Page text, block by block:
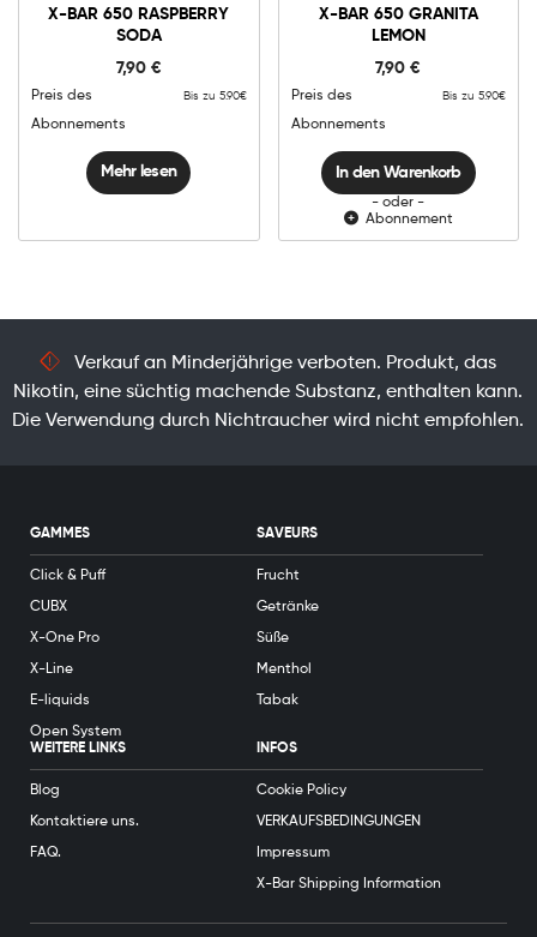
X-BAR 650 RASPBERRY
SODA
7,90 €
Preis des
Abonnements
Bis zu 5.90€
Mehr lesen
X-BAR 650 GRANITA
LEMON
7,90€
Preis des
Abonnements
Bis zu 5.90€
Bar
Granita
Menge
In den Warenkorb
In den Warenkorb
- oder -
Abonnement
Verkauf an Minderjährige verboten. Produkt, das
Nikotin, eine süchtig machende Substanz, enthalten kann.
Die Verwendung durch Nichtraucher wird nicht empfohlen.
GAMMES
Click & Puff
CUBX
X-One Pro
X-Line
E-liquids
Open System
SAVEURS
Frucht
Getränke
Süße
Menthol
Tabak
WEITERE LINKS
Blog
Kontaktiere uns.
FAQ.
INFOS
Cookie Policy
VERKAUFSBEDINGUNGEN
Impressum
X-Bar Shipping Information